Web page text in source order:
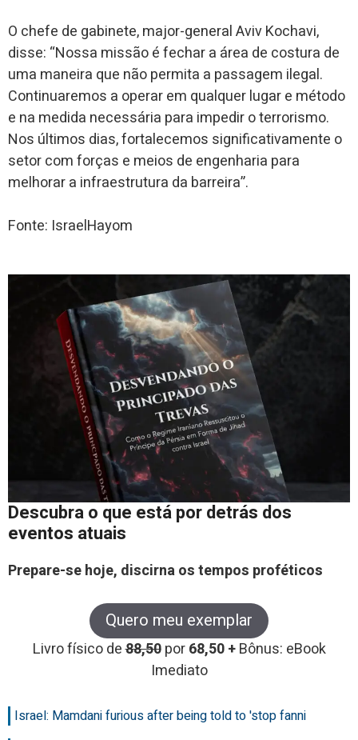
O chefe de gabinete, major-general Aviv Kochavi,
disse: “Nossa missão é fechar a área de costura de
uma maneira que não permita a passagem ilegal.
Continuaremos a operar em qualquer lugar e método
e na medida necessária para impedir o terrorismo.
Nos últimos dias, fortalecemos significativamente o
setor com forças e meios de engenharia para
melhorar a infraestrutura da barreira”.
Fonte: IsraelHayom
Descubra o que está por detrás dos
eventos atuais
Prepare-se hoje, discirna os tempos proféticos
Quero meu exemplar
Livro físico de88,50 por68,50 +Bônus: eBook
Imediato
Israel: Mamdani furious after being told to 'stop fanni